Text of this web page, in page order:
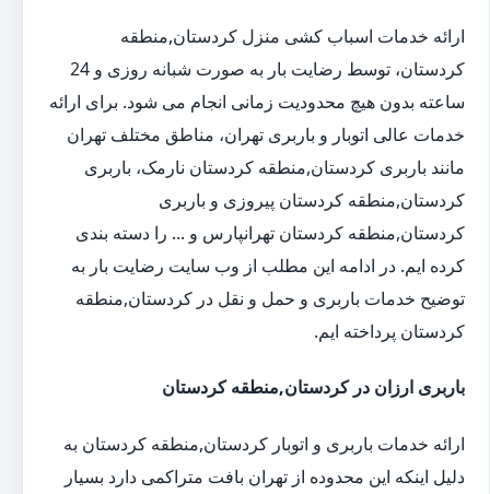
ارائه خدمات اسباب کشی منزل کردستان,منطقه
کردستان، توسط رضایت بار به صورت شبانه روزی و 24
ساعته بدون هیچ محدودیت زمانی انجام می شود. برای ارائه
خدمات عالی اتوبار و باربری تهران، مناطق مختلف تهران
مانند باربری کردستان,منطقه کردستان نارمک، باربری
کردستان,منطقه کردستان پیروزی و باربری
کردستان,منطقه کردستان تهرانپارس و ... را دسته بندی
کرده ایم. در ادامه این مطلب از وب سایت رضایت بار به
توضیح خدمات باربری و حمل و نقل در کردستان,منطقه
کردستان پرداخته ایم.
باربری ارزان در کردستان,منطقه کردستان
ارائه خدمات باربری و اتوبار کردستان,منطقه کردستان به
دلیل اینکه این محدوده از تهران بافت متراکمی دارد بسیار